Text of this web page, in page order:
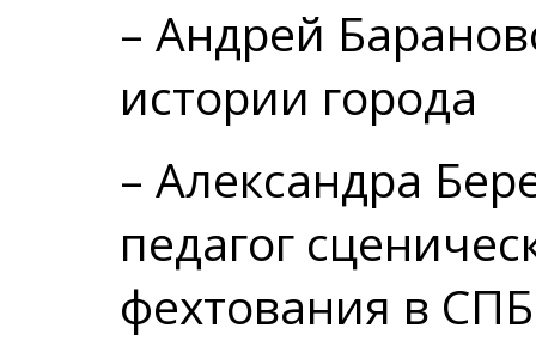
– Андрей
истории города
– Александра
педагог
фехтования в